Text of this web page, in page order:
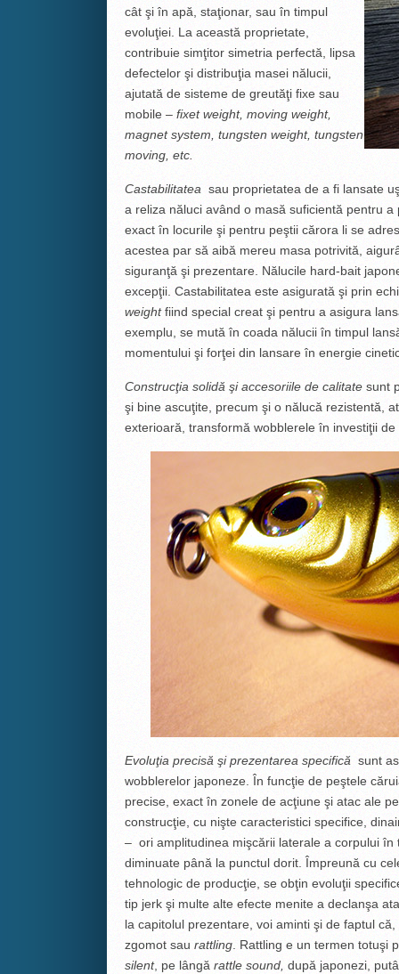
cât şi în apă, staţionar, sau în timpul
evoluţiei. La această proprietate,
contribuie simţitor simetria perfectă, lipsa
defectelor şi distribuţia masei nălucii,
ajutată de sisteme de greutăţi fixe sau
mobile – fixet weight, moving weight,
magnet system, tungsten weight, tungsten
moving, etc.
Castabilitatea sau proprietatea de a fi lansate
a reliza năluci având o masă suficientă pentru
exact în locurile şi pentru peştii cărora li se
acestea par să aibă mereu masa potrivită,
siguranţă şi prezentare. Nălucile hard-bait
excepţii. Castabilitatea este asigurată şi prin
weightfiind special creat şi pentru a asigura
exemplu, se mută în coada nălucii în timpul
momentului şi forţei din lansare în energie
Construcţia solidă şi accesoriile de calitatesunt
şi bine ascuţite, precum şi o nălucă rezistentă,
exterioară, transformă wobblerele în investiţii de
Evoluţia precisă şi prezentarea specifică sunt
wobblerelor japoneze. În funcţie de peştele
precise, exact în zonele de acţiune şi atac ale
construcţie, cu nişte caracteristici specifice,
– ori amplitudinea mişcării laterale a corpului
diminuate până la punctul dorit. Împreună cu
tehnologic de producţie, se obţin evoluţii
tip jerk şi multe alte efecte menite a declanşa
la capitolul prezentare, voi aminti şi de faptul
zgomot sau rattling. Rattling e un termen totuşi
silent, pe lângă rattle sound, după japonezi,